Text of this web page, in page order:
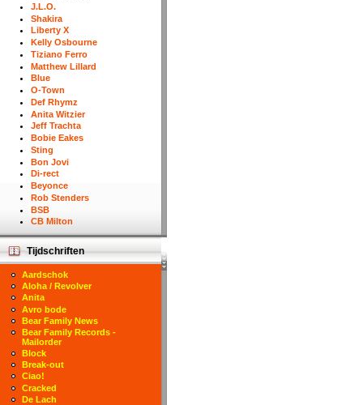
J.L.O.
Shakira
Liberty X
Kelly Osbourne
Tiziano Ferro
Matthew Lillard
Blue
O-Town
Def Rhymz
Anita Witzier
Jeff Trachta
Bobie Eakes
Sting
Bon Jovi
Di-rect
Beyonce
Rob Stenders
BSB
CB Milton
Tijdschriften
Aardschok
Aloha / Revolver
Anita
Avro bode
Bear Family News
Bear Family Records -
Mailorder
Block
Break-out
Ciao!
Cracked
De Lach